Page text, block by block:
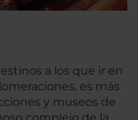
a los que ir en
es más
y museos de